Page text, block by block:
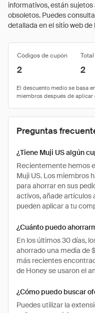
informativos, están
obsoletos. Puedes
detallada en el sitio web de
Códigos de cupón
2 2
Preguntas
¿Tiene Muji US algún
Recientemente hemos
Muji US. Los miembros
para ahorrar en sus
activos, añade artículos
pueden aplicar a tu
¿Cuánto puedo
En los últimos 30 días,
ahorrado una media de
más recientes
de Honey se usaron el
¿Cómo puedo buscar
Puedes utilizar la